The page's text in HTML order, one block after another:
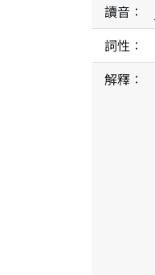
讀音：
詞性：
解釋：